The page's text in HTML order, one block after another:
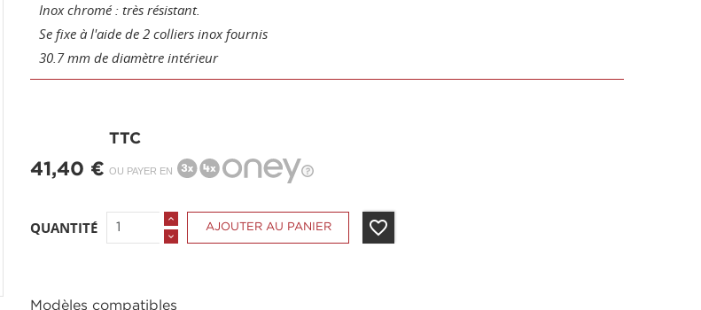
Inox chromé : très résistant.
Se fixe à l'aide de 2 colliers inox fournis
30.7 mm de diamètre intérieur
41,40 €
TTC
OU PAYER EN
QUANTITÉ AJOUTER AU PANIER favorite_border
Modèles compatibles